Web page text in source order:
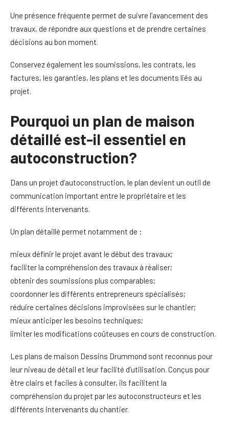
Une présence fréquente permet de suivre l’avancement des
travaux, de répondre aux questions et de prendre certaines
décisions au bon moment.
Conservez également les soumissions, les contrats, les
factures, les garanties, les plans et les documents liés au
projet.
Pourquoi un plan de maison
détaillé est-il essentiel en
autoconstruction?
Dans un projet d’autoconstruction, le plan devient un outil de
communication important entre le propriétaire et les
différents intervenants.
Un plan détaillé permet notamment de :
mieux définir le projet avant le début des travaux;
faciliter la compréhension des travaux à réaliser;
obtenir des soumissions plus comparables;
coordonner les différents entrepreneurs spécialisés;
réduire certaines décisions improvisées sur le chantier;
mieux anticiper les besoins techniques;
limiter les modifications coûteuses en cours de construction.
Les plans de maison Dessins Drummond sont reconnus pour
leur niveau de détail et leur facilité d’utilisation. Conçus pour
être clairs et faciles à consulter, ils facilitent la
compréhension du projet par les autoconstructeurs et les
différents intervenants du chantier.